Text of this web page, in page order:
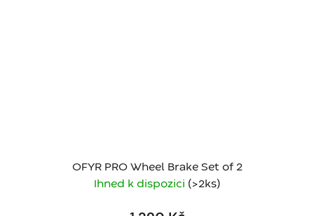
OFYR PRO Wheel Brake Set of 2
Ihned k dispozici (>2 ks)